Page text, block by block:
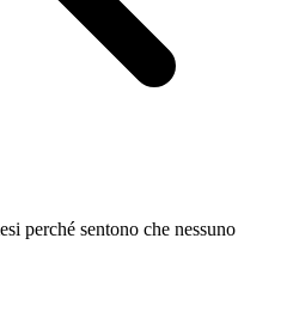
perché sentono che nessuno